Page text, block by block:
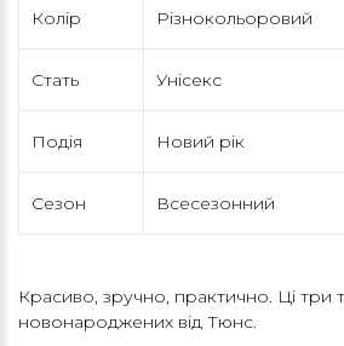
Колір Різнокольоровий
Стать Унісекс
Подія Новий рік
Сезон Всесезонний
Красиво, зручно, практично. Ці три
новонароджених від Тюнс.